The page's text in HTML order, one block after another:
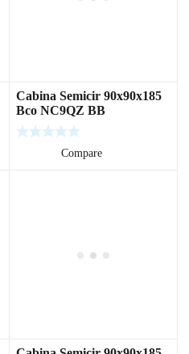
Cabina Semicir 90x90x185
Bco NC9QZ BB
Compare